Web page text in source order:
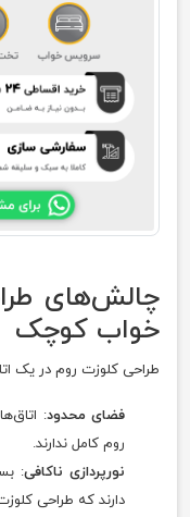
چالش‌های
خواب کوچک
طراحی کلوزت روم در یک
فضای محدود:
روم کامل ندارند.
نورپردازی ناکافی:
دارند که طراحی